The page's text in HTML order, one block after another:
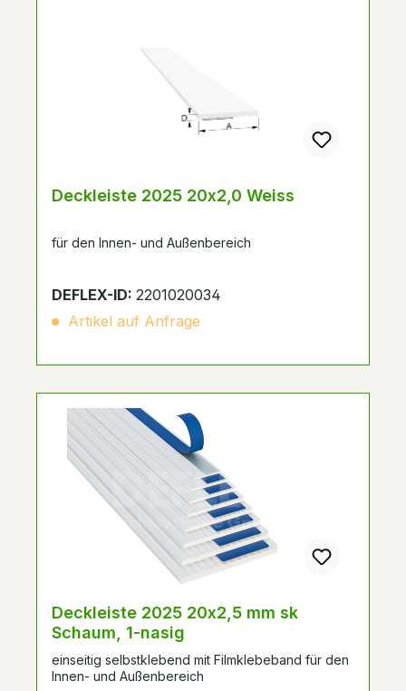
Deckleiste 2025 20x2,0 Weiss
für den Innen- und Außenbereich
DEFLEX-ID: 2201020034
Artikel auf Anfrage
Deckleiste 2025 20x2,5 mm sk
Schaum, 1-nasig
einseitig selbstklebend mit Filmklebeband für den
Innen- und Außenbereich